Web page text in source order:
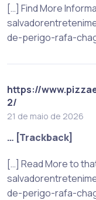
[…] Find More
de-perigo-rafa-
https://
2/
21 de maio de 2026
… [Trackback]
[…] Read More to
de-perigo-rafa-